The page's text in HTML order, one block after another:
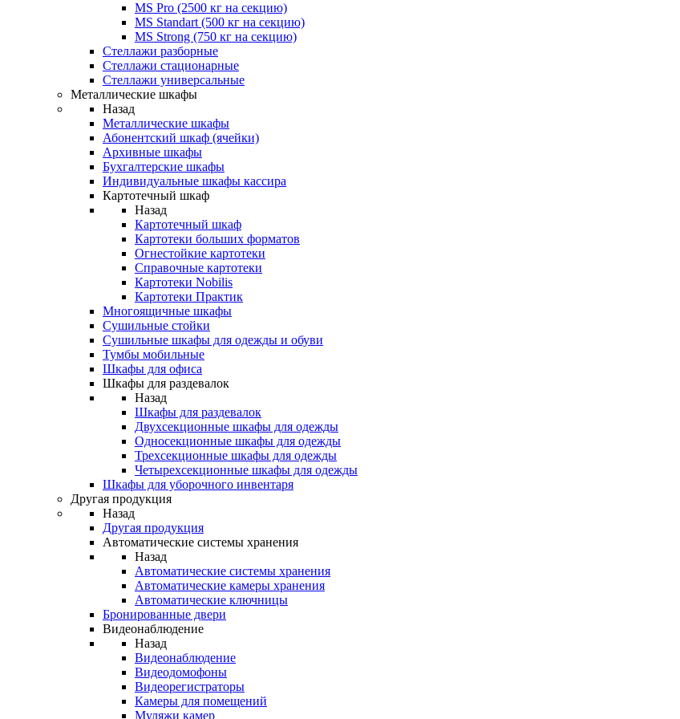
MS Pro (2500 кг на секцию)
MS Standart (500 кг на секцию)
MS Strong (750 кг на секцию)
Стеллажи разборные
Стеллажи стационарные
Стеллажи универсальные
Металлические шкафы
Назад
Металлические шкафы
Абонентский шкаф (ячейки)
Архивные шкафы
Бухгалтерские шкафы
Индивидуальные шкафы кассира
Картотечный шкаф
Назад
Картотечный шкаф
Картотеки больших форматов
Огнестойкие картотеки
Справочные картотеки
Картотеки Nobilis
Картотеки Практик
Многоящичные шкафы
Сушильные стойки
Сушильные шкафы для одежды и обуви
Тумбы мобильные
Шкафы для офиса
Шкафы для раздевалок
Назад
Шкафы для раздевалок
Двухсекционные шкафы для одежды
Односекционные шкафы для одежды
Трехсекционные шкафы для одежды
Четырехсекционные шкафы для одежды
Шкафы для уборочного инвентаря
Другая продукция
Назад
Другая продукция
Автоматические системы хранения
Назад
Автоматические системы хранения
Автоматические камеры хранения
Автоматические ключницы
Бронированные двери
Видеонаблюдение
Назад
Видеонаблюдение
Видеодомофоны
Видеорегистраторы
Камеры для помещений
Муляжи камер